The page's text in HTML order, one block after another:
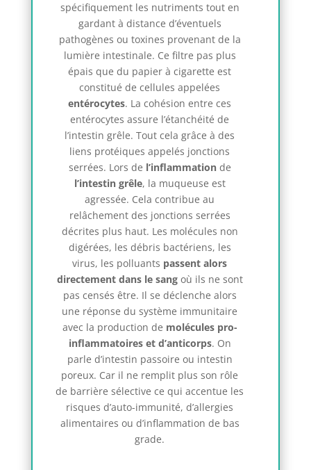
spécifiquement les nutriments tout en
gardant à distance d’éventuels
pathogènes ou toxines provenant de la
lumière intestinale. Ce filtre pas plus
épais que du papier à cigarette est
constitué de cellules appelées
entérocytes. La cohésion entre ces
entérocytes assure l’étanchéité de
l’intestin grêle. Tout cela grâce à des
liens protéiques appelés jonctions
serrées. Lors de l’inflammationde
l’intestin grêle, la muqueuse est
agressée. Cela contribue au
relâchement des jonctions serrées
décrites plus haut. Les molécules non
digérées, les débris bactériens, les
virus, les polluants passent alors
directement dans le sangoù ils ne sont
pas censés être. Il se déclenche alors
une réponse du système immunitaire
avec la production de molécules pro-
inflammatoires et d’anticorps. On
parle d’intestin passoire ou intestin
poreux. Car il ne remplit plus son rôle
de barrière sélective ce qui accentue les
risques d’auto-immunité, d’allergies
alimentaires ou d’inflammation de bas
grade.